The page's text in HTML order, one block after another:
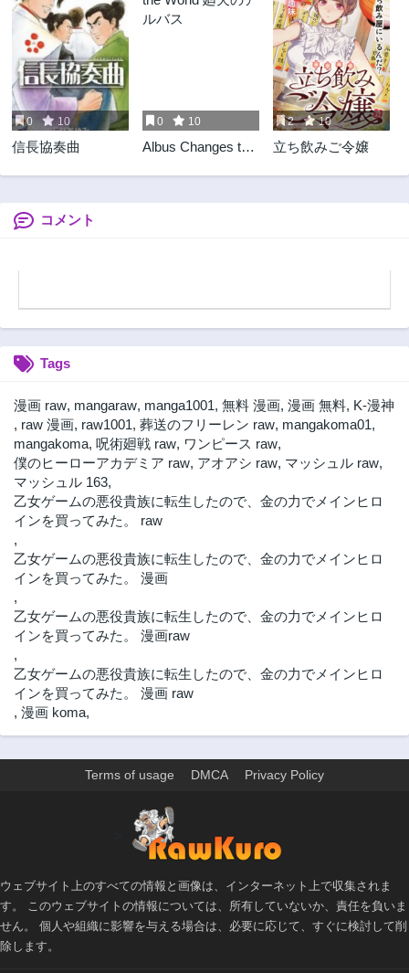
0 10
信長協奏曲
0 10
Albus Changes the
2 10
立ち飲みご令嬢
コメント
Tags
漫画 raw, mangaraw, manga1001, 無料 漫画, 漫画 無料, K-漫神
, raw 漫画, raw1001, 葬送のフリーレン raw, mangakoma01,
mangakoma, 呪術廻戦 raw, ワンピース raw,
僕のヒーローアカデミア raw, アオアシ raw, マッシュル raw,
マッシュル 163,
乙女ゲームの悪役貴族に転生したので、金の力でメインヒロ
インを買ってみた。 raw
,
乙女ゲームの悪役貴族に転生したので、金の力でメインヒロ
インを買ってみた。 漫画
,
乙女ゲームの悪役貴族に転生したので、金の力でメインヒロ
インを買ってみた。 漫画raw
,
乙女ゲームの悪役貴族に転生したので、金の力でメインヒロ
インを買ってみた。 漫画 raw
, 漫画 koma,
Terms of usage DMCA Privacy Policy
ウェブサイト上のすべての情報と画像は、インターネット上で収集されま
す。 このウェブサイトの情報については、所有していないか、責任を負いま
せん。 個人や組織に影響を与える場合は、必要に応じて、すぐに検討して削
除します。